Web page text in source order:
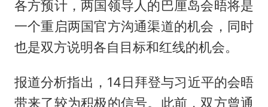
各方预计，两国领导人的巴厘岛会晤将是
一个重启两国官方沟通渠道的机会，同时
也是双方说明各自目标和红线的机会。
报道分析指出，14日拜登与习近平的会晤
带来了较为积极的信号。此前，双方曾通